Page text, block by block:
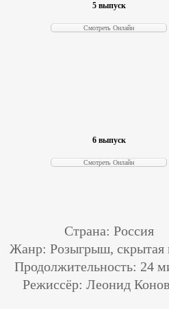
5 выпуск
6 выпуск
Страна: Россия
Жанр: Розыгрыш, скрытая
Продолжительность: 24
Режиссёр: Леонид